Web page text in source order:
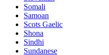
Somali
Samoan
Scots Gaelic
Shona
Sindhi
Sundanese